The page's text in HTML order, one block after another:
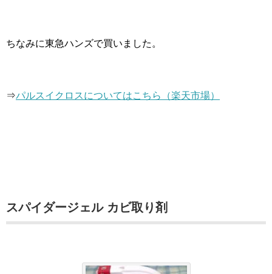
ちなみに東急ハンズで買いました。
⇒パルスイクロスについてはこちら（楽天市場）
スパイダージェル カビ取り剤